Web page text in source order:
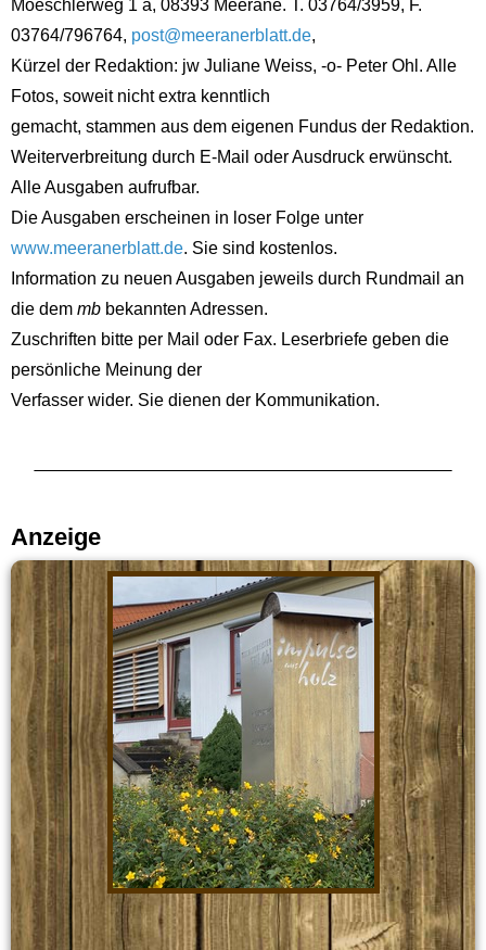
Moeschlerweg 1 a, 08393 Meerane. T. 03764/3959, F.
03764/796764, post@meeranerblatt.de,
Kürzel der Redaktion: jw Juliane Weiss, -o- Peter Ohl. Alle
Fotos, soweit nicht extra kenntlich
gemacht, stammen aus dem eigenen Fundus der Redaktion.
Weiterverbreitung durch E-Mail oder Ausdruck erwünscht.
Alle Ausgaben aufrufbar.
Die Ausgaben erscheinen in loser Folge unter
www.meeranerblatt.de. Sie sind kostenlos.
Information zu neuen Ausgaben jeweils durch Rundmail an
die dem mb bekannten Adressen.
Zuschriften bitte per Mail oder Fax. Leserbriefe geben die
persönliche Meinung der
Verfasser wider. Sie dienen der Kommunikation.
Anzeige